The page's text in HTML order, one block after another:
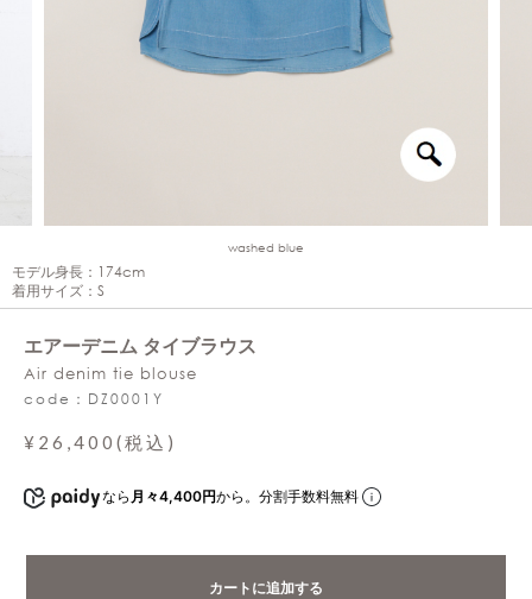
washed blue
モデル身長：174cm
着用サイズ：S
エアーデニム タイブラウス
Air denim tie blouse
code：DZ0001Y
¥26,400(税込)
なら 月々4,400円から。分割手数料無料
カートに追加する